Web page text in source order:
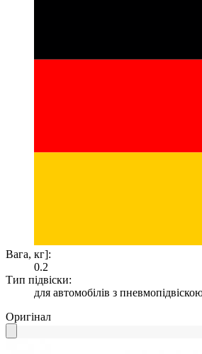
Вага, кг]:
0.2
Тип підвіски:
для автомобілів з
Оригінал